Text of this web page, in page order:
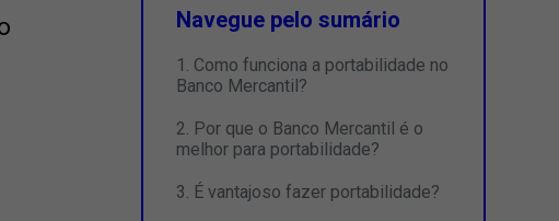
Navegue pelo sumário
Como funciona a portabilidade no
Banco Mercantil?
Por que o Banco Mercantil é o
melhor para portabilidade?
É vantajoso fazer portabilidade?